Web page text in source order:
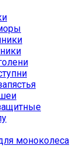
моноколеса